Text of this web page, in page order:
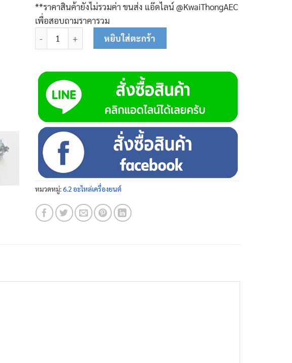
**ราคาสินค้ายังไม่รวมค่า ขนส่ง แอ๊ดไลน์ @KwaiThongAEC
เพื่อสอบถามราคารวม
จำนวน คาร์บูเรเตอร์ 01-0700 ชิ้น
หยิบใส่ตะกร้า
หมวดหมู่:6.2 อะไหล่เครื่องยนต์